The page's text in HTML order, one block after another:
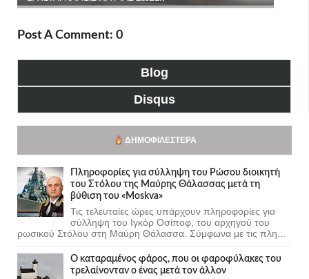
Post A Comment: 0
Blog
Disqus
ΔΗΜΟΦΙΛΈΣΤΕΡΑ
Πληροφορίες για σύλληψη του Ρώσου διοικητή
του Στόλου της Mαύρης Θάλασσας μετά τη
βύθιση του «Moskva»
Τις τελευταίες ώρες υπάρχουν πληροφορίες για
σύλληψη του Ιγκόρ Οσίποφ, του αρχηγού του
ρωσικού Στόλου στη Μαύρη Θάλασσα. Σύμφωνα με τις πλη...
Ο καταραμένος φάρος, που οι φαροφύλακες του
τρελαίνονταν ο ένας μετά τον άλλον